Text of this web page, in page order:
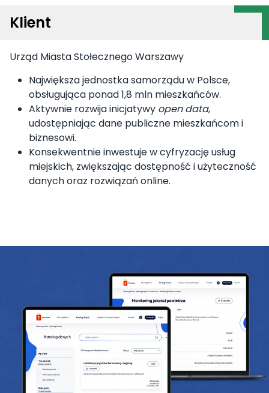
Klient
Urząd Miasta Stołecznego Warszawy
Największa jednostka samorządu w Polsce,
obsługująca ponad 1,8 mln mieszkańców.
Aktywnie rozwija inicjatywy open data,
udostępniając dane publiczne mieszkańcom i
biznesowi.
Konsekwentnie inwestuje w cyfryzację usług
miejskich, zwiększając dostępność i użyteczność
danych oraz rozwiązań online.